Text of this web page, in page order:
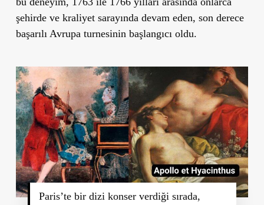
şehirde ve kraliyet sarayında devam eden, son derece
başarılı Avrupa turnesinin başlangıcı oldu.
Paris’te bir dizi konser verdiği sırada,